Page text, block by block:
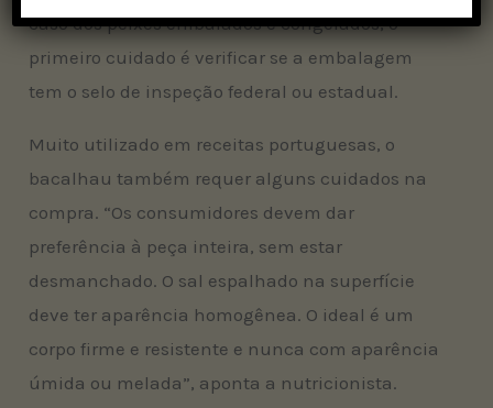
caso dos peixes embalados e congelados, o
primeiro cuidado é verificar se a embalagem
tem o selo de inspeção federal ou estadual.
Muito utilizado em receitas portuguesas, o
bacalhau também requer alguns cuidados na
compra. “Os consumidores devem dar
preferência à peça inteira, sem estar
desmanchado. O sal espalhado na superfície
deve ter aparência homogênea. O ideal é um
corpo firme e resistente e nunca com aparência
úmida ou melada”, aponta a nutricionista.